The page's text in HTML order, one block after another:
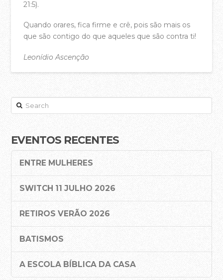
A Escola Bíblica da Casa
Batismos
Áreas de Serviço
Oração Online – Quintas 21h30
Bem-vindos à Casa da Cidade!
QUERO CONTRIBUIR
Pregações – Spotify
A Casa da Cidade Música – YouTube
21:5).
Quando orares, fica firme e crê, pois são mais os
que são contigo do que aqueles que são contra ti!
Leonídio Ascenção
acasadac 02.24.2017
Search
EVENTOS RECENTES
ENTRE MULHERES
SWITCH 11 JULHO 2026
RETIROS VERÃO 2026
BATISMOS
A ESCOLA BÍBLICA DA CASA